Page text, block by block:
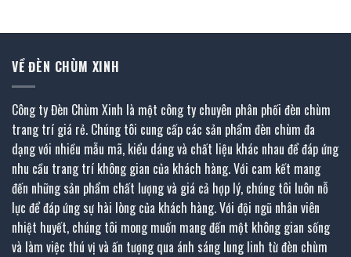
VỀ ĐÈN CHÙM XINH
Công ty Đèn Chùm Xinh là một công ty chuyên phân phối đèn chùm
trang trí giá rẻ. Chúng tôi cung cấp các sản phẩm đèn chùm đa
dạng với nhiều mẫu mã, kiểu dáng và chất liệu khác nhau để đáp ứng
nhu cầu trang trí không gian của khách hàng. Với cam kết mang
đến những sản phẩm chất lượng và giá cả hợp lý, chúng tôi luôn nỗ
lực để đáp ứng sự hài lòng của khách hàng. Với đội ngũ nhân viên
nhiệt huyết, chúng tôi mong muốn mang đến một không gian sống
và làm việc thú vị và ấn tượng qua ánh sáng lung linh từ đèn chùm